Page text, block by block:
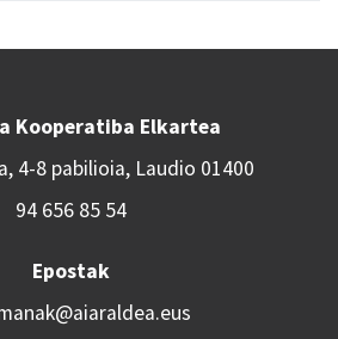
Kooperatiba Elkartea
4-8 pabilioia, Laudio 01400
94 656 85 54
Epostak